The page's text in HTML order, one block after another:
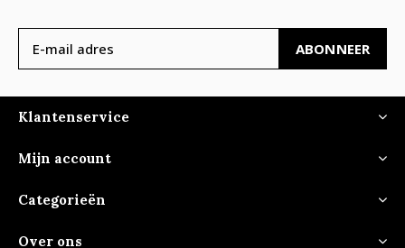
ABONNEER
Klantenservice
Mijn account
Categorieën
Over ons